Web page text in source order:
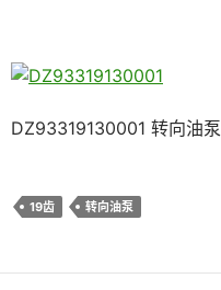
DZ93319130001 转向油泵
19齿 转向油泵